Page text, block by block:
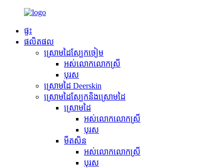
ផ្ទះ
ផលិតផល
ស្រោមដៃស្បែកចៀម
អស់លោកលោកស្រី
បុរស
ស្រោមដៃ Deerskin
ស្រោមដៃស្បែកនិងស្រោមដៃ
ស្រោមដៃ
អស់លោកលោកស្រី
បុរស
មីតសិន
អស់លោកលោកស្រី
បុរស